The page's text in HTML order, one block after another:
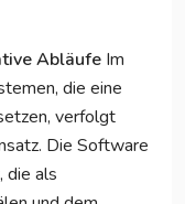
Abläufe Im
die eine
verfolgt
Die Software
die als